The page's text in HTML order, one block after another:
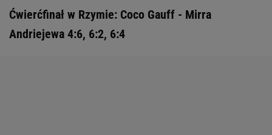
Ćwierćfinał w Rzymie: Coco Gauff - Mirra
Andriejewa 4:6, 6:2, 6:4